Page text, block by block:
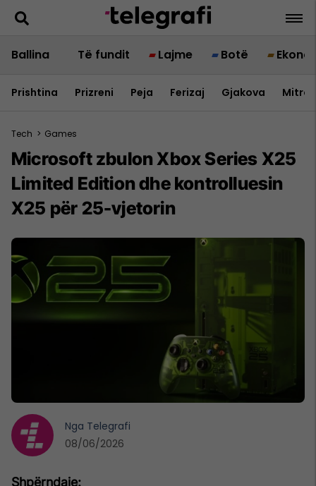
Ballina Të fundit Lajme Botë
Prishtina Prizreni Peja Ferizaj Gjakova
Tech > Games
Microsoft zbulon Xbox Series X25
Limited Edition dhe kontrolluesin
X25 për 25-vjetorin
Nga Telegrafi
08/06/2026